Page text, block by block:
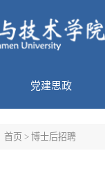
党建思政
首页 > 博士后招聘